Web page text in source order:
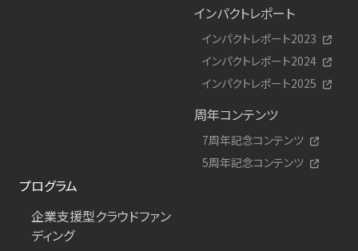
インパクトレポート
インパクトレポート2023
インパクトレポート2024
インパクトレポート2025
周年コンテンツ
7周年記念コンテンツ
5周年記念コンテンツ
プログラム
企業支援型クラウドファン
ディング